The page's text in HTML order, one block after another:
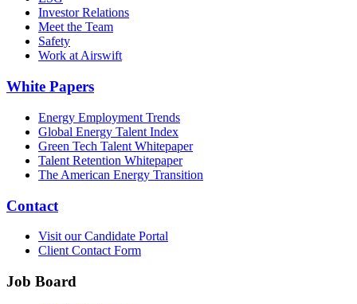
Investor Relations
Meet the Team
Safety
Work at Airswift
White Papers
Energy Employment Trends
Global Energy Talent Index
Green Tech Talent Whitepaper
Talent Retention Whitepaper
The American Energy Transition
Contact
Visit our Candidate Portal
Client Contact Form
Job Board